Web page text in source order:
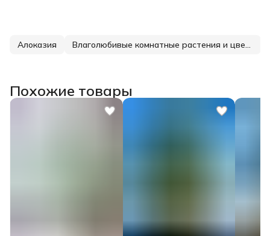
Алоказия Влаголюбивые комнатные растения и цветы
Похожие товары